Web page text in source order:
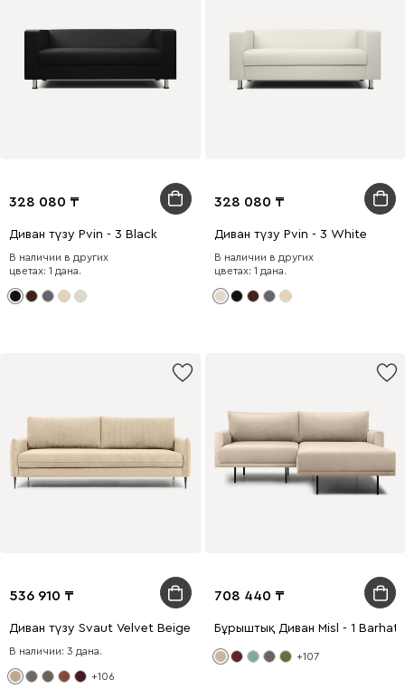
328 080
Диван түзу Рvin - 3 Black
В наличии в других
цветах: 1 дана.
328 080
Диван түзу Рvin - 3 White
В наличии в других
цветах: 1 дана.
536 910
Диван түзу Svaut Velvet Beige
В наличии: 3 дана.
+106
708 440
Бұрыштық Диван Misl - 1 Barhat
+107